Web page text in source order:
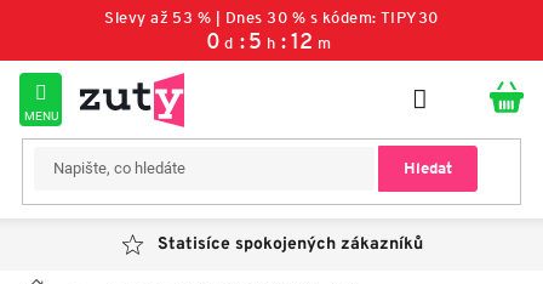
Slevy až 53 % | Dnes 30 % s kódem: TIPY30
0 d :5 h :12 m
Hledat
Statisíce spokojených zákazníků